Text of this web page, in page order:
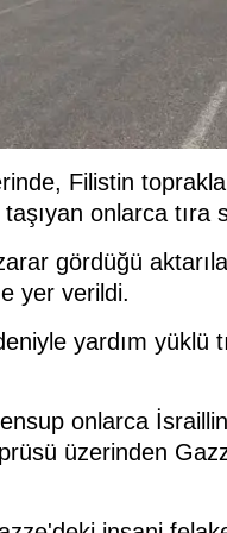
Filistin
onlarca tıra
gördüğü
yer verildi.
yardım yüklü
onlarca
üzerinden